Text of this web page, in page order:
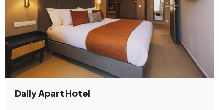
Dally Apart Hotel